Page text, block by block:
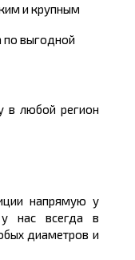
и крупным
выгодной
в любой регион
напрямую у
у нас всегда в
диаметров и